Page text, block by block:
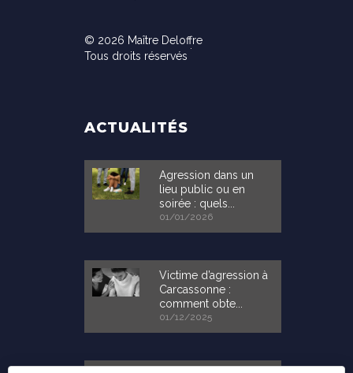
© 2026 Maître Deloffre
Tous droits réservés
ACTUALITÉS
Agression dans un
lieu public ou en
soirée : quels...
01/01/2026
Victime d’agression à
Carcassonne :
comment obte...
01/12/2025